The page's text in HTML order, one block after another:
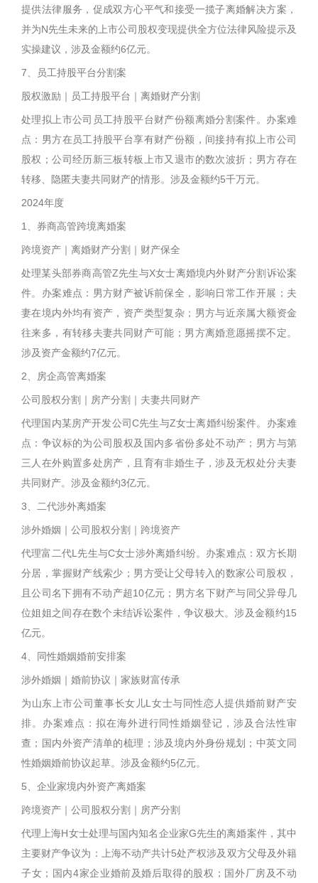
提供法律服务，促成双方心平气和接受一揽子离婚解决方案，
并为N先生未来的上市公司股权变现提供全方位法律风险提示及
实操建议，涉及金额约6亿元。
7、员工持股平台分割案
股权激励｜员工持股平台｜离婚财产分割
处理拟上市公司员工持股平台财产份额离婚分割案件。办案难
点：男方在员工持股平台享有财产份额，间接持有拟上市公司
股权；公司经历新三板转板上市又退市的数次波折；男方存在
转移、隐匿夫妻共同财产的情形。涉及金额约5千万元。
2024年度
1、券商高管跨境离婚案
跨境资产｜离婚财产分割｜财产保全
处理某头部券商高管Z先生与X女士离婚境内外财产分割诉讼案
件。办案难点：男方财产被诉前保全，影响日常工作开展；夫
妻在境内外均有资产，资产类型复杂；男方与近亲属大额资金
往来多，有转移夫妻共同财产可能；男方离婚意愿摇摆不定。
涉及资产金额约7亿元。
2、房企高管离婚案
公司股权分割｜房产分割｜夫妻共同财产
代理国内某房产开发公司C先生与Z女士离婚纠纷案件。办案难
点：争议标的为公司股权及国内多省份多处不动产；男方与第
三人在外购置多处房产，且育有非婚生子，涉及无权处分夫妻
共同财产。涉及金额约3亿元。
3、二代涉外离婚案
涉外婚姻｜公司股权分割｜跨境资产
代理富二代L先生与C女士涉外离婚纠纷。办案难点：双方长期
分居，掌握财产线索少；男方受让父母转入的数家公司股权，
且公司名下拥有不动产超10亿元；男方名下财产与同父异母几
位姐姐之间存在数个未结诉讼案件，争议极大。涉及金额约15
亿元。
4、同性婚姻婚前安排案
涉外婚姻｜婚前协议｜家族财富传承
为山东上市公司董事长女儿L女士与同性恋人提供婚前财产安
排。办案难点：拟在海外进行同性婚姻登记，涉及合法性审
查；国内外资产清单的梳理；涉及境内外身份规划；中英文同
性婚姻婚前协议起草。涉及金额约5亿元。
5、企业家境内外资产离婚案
跨境资产｜公司股权分割｜房产分割
代理上海H女士处理与国内知名企业家G先生的离婚案件，其中
主要财产争议为：上海不动产共计5处产权涉及双方父母及外籍
子女；国内4家企业婚前及婚后取得的股权；国外厂房及不动